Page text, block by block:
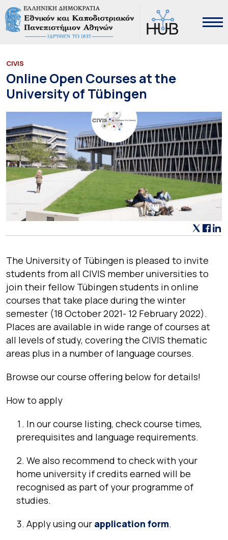
CIVIS
Online Open Courses at the
University of Tübingen
The University of Tübingen is pleased to invite
students from all CIVIS member universities to
join their fellow Tübingen students in online
courses that take place during the winter
semester (18 October 2021- 12 February 2022).
Places are available in wide range of courses at
all levels of study, covering the CIVIS thematic
areas plus in a number of language courses.
Browse our course offering below for details!
How to apply
In our course listing, check course times,
prerequisites and language requirements.
We also recommend to check with your
home university if credits earned will be
recognised as part of your programme of
studies.
Apply using our application form.